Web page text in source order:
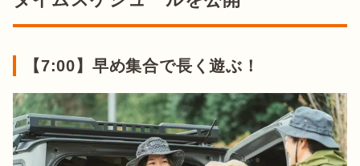
【7:00】早め集合で長く遊ぶ！